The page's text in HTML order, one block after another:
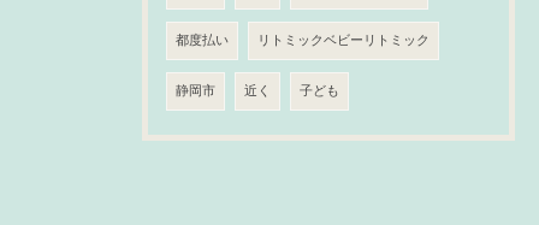
都度払い リトミックベビーリトミック
静岡市 近く 子ども